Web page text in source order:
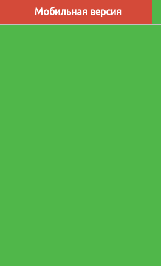
Мобильная версия